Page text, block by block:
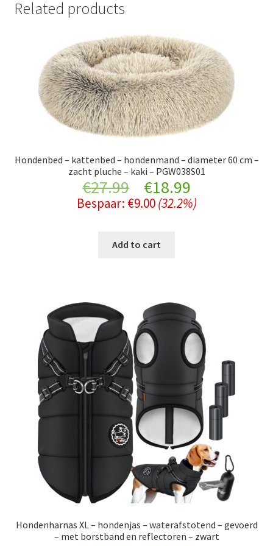
Related products
Hondenbed – kattenbed – hondenmand – diameter 60 cm –
zacht pluche – kaki – PGW038S01
€27.99
Original
price
was:
€18.99Current
price
Bespaar: €9.00 (32.2%)
Add to cart
Hondenharnas XL – hondenjas – waterafstotend – gevoerd
– met borstband en reflectoren – zwart